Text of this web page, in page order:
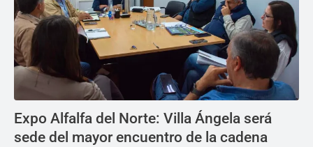
Expo Alfalfa del Norte: Villa Ángela será
sede del mayor encuentro de la cadena